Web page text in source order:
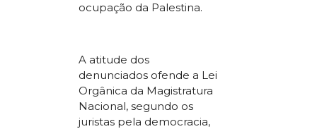
ocupação da Palestina.
A atitude dos
denunciados ofende a Lei
Orgânica da Magistratura
Nacional, segundo os
juristas pela democracia,